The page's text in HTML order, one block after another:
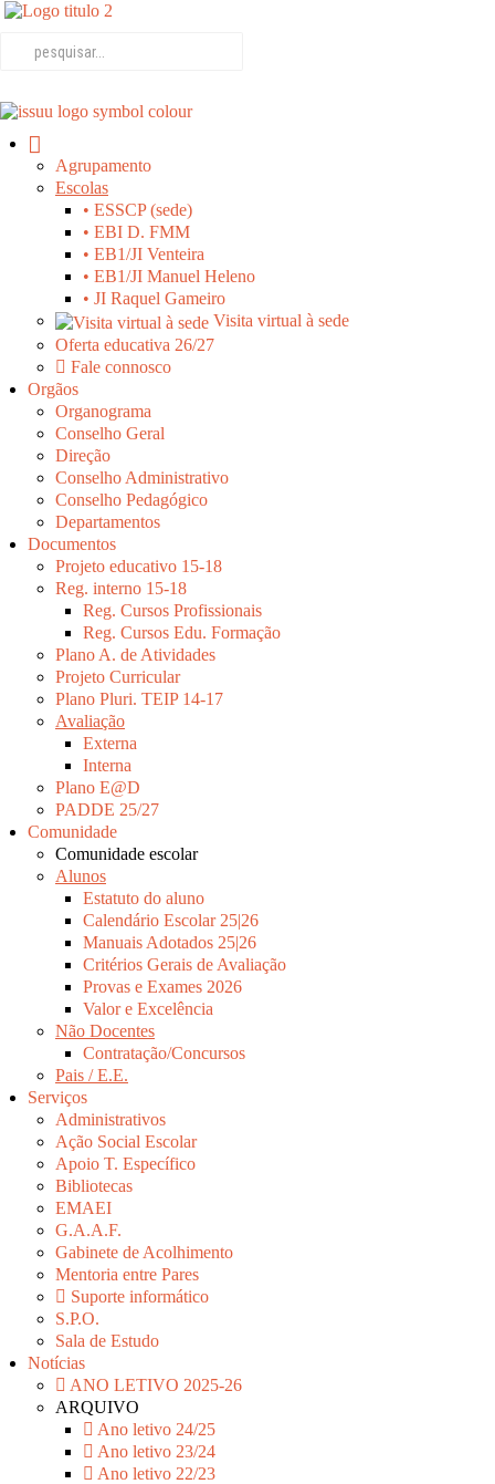
Agrupamento
Escolas
• ESSCP (sede)
• EBI D. FMM
• EB1/JI Venteira
• EB1/JI Manuel Heleno
• JI Raquel Gameiro
Visita virtual à sede
Oferta educativa 26/27
Fale connosco
Orgãos
Organograma
Conselho Geral
Direção
Conselho Administrativo
Conselho Pedagógico
Departamentos
Documentos
Projeto educativo 15-18
Reg. interno 15-18
Reg. Cursos Profissionais
Reg. Cursos Edu. Formação
Plano A. de Atividades
Projeto Curricular
Plano Pluri. TEIP 14-17
Avaliação
Externa
Interna
Plano E@D
PADDE 25/27
Comunidade
Comunidade escolar
Alunos
Estatuto do aluno
Calendário Escolar 25|26
Manuais Adotados 25|26
Critérios Gerais de Avaliação
Provas e Exames 2026
Valor e Excelência
Não Docentes
Contratação/Concursos
Pais / E.E.
Serviços
Administrativos
Ação Social Escolar
Apoio T. Específico
Bibliotecas
EMAEI
G.A.A.F.
Gabinete de Acolhimento
Mentoria entre Pares
Suporte informático
S.P.O.
Sala de Estudo
Notícias
ANO LETIVO 2025-26
ARQUIVO
Ano letivo 24/25
Ano letivo 23/24
Ano letivo 22/23